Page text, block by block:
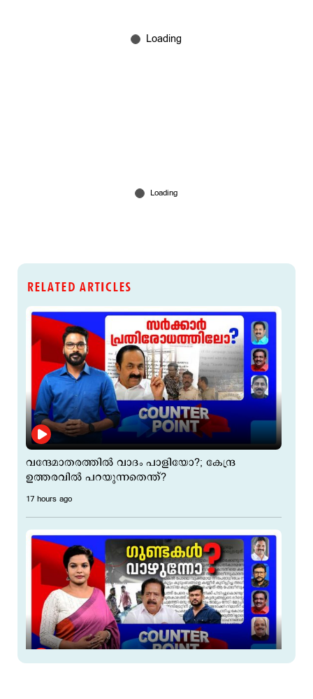
RELATED ARTICLES
വന്ദേമാതരത്തില്‍ വാദം പാളിയോ?; കേന്ദ്ര
ഉത്തരവില്‍ പറയുന്നതെന്ത്?
17 hours ago